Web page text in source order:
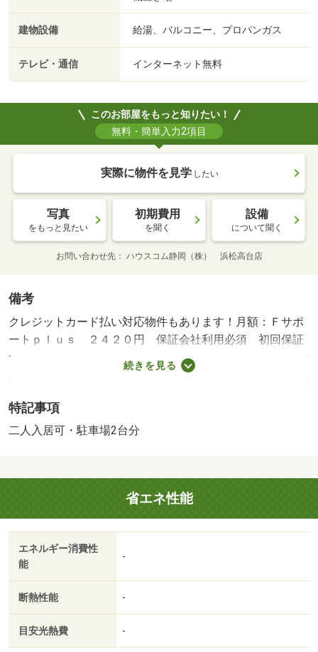
建物設備 給湯、バルコニー、プロパンガス
テレビ・通信 インターネット無料
このお部屋をもっと知りたい！
無料・簡単入力2項目
実際に物件を見学 したい
写真
をもっと見たい
初期費用
を聞く
設備
について聞く
お問い合わせ先 ハウスコム静岡（株） 浜松高台店
備考
クレジットカード払い対応物件もあります！月額：Ｆサポ
ートｐｌｕｓ ２４２０円 保証会社利用必須 初回保証
料３５，０００円 月額保証料請求額の１．５％・賃貸保
証等：加入要（オリコフォレントインシュア 初回保証料
等：Ｆサポートｐｌｕｓ２，４２０円／月・室内設備は浴
室乾燥機・洗面所独立など豊富に揃っており、過ごしやす
ンターホンが備わっております。
続きを見る
特記事項
二人入居可・駐車場2台分
省エネ性能
エネルギー消費性
能
-
断熱性能 -
目安光熱費 -